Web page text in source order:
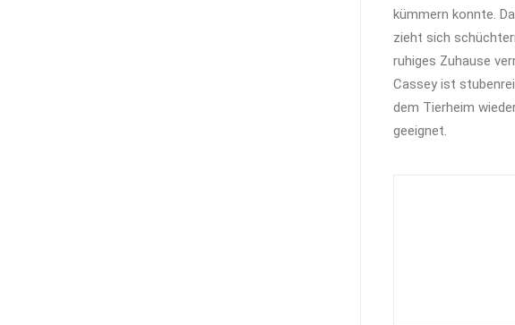
kümmern konnte.
zieht sich
ruhiges Zuhause
Cassey ist
dem Tierheim
geeignet.